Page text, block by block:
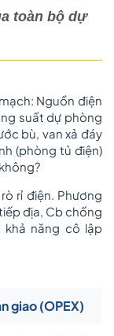
toàn bộ dự
Nguồn điện
suất dự phòng
bù, van xả đáy
(phòng tủ điện)
rỉ điện. Phương
địa, Cb chống
khả năng cô lập
giao (OPEX)